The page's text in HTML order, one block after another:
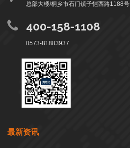
总部大楼/桐乡市石门镇子恺西路1188号
400-158-1108
0573-81883937
最新资讯